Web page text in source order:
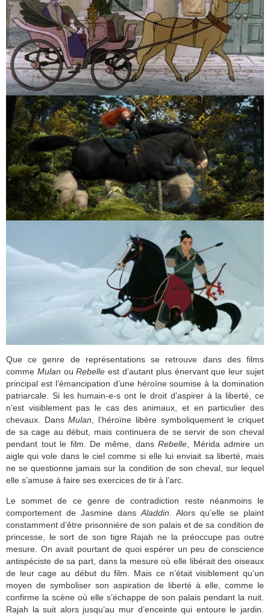
Que ce genre de représentations se retrouve dans des films
comme Mulan ouRebelle est d’autant plus énervant que leur sujet
principal est l’émancipation d’une héroïne soumise à la domination
patriarcale. Si les humain-e-s ont le droit d’aspirer à la liberté, ce
n’est visiblement pas le cas des animaux, et en particulier des
chevaux. DansMulan, l’héroïne libère symboliquement le criquet
de sa cage au début, mais continuera de se servir de son cheval
pendant tout le film. De même, dansRebelle, Mérida admire un
aigle qui vole dans le ciel comme si elle lui enviait sa liberté, mais
ne se questionne jamais sur la condition de son cheval, sur lequel
elle s’amuse à faire ses exercices de tir à l’arc.
Le sommet de ce genre de contradiction reste néanmoins le
comportement de Jasmine dansAladdin. Alors qu’elle se plaint
constamment d’être prisonnière de son palais et de sa condition de
princesse, le sort de son tigre Rajah ne la préoccupe pas outre
mesure. On avait pourtant de quoi espérer un peu de conscience
antispéciste de sa part, dans la mesure où elle libérait des oiseaux
de leur cage au début du film. Mais ce n’était visiblement qu’un
moyen de symboliser son aspiration de liberté à elle, comme le
confirme la scène où elle s’échappe de son palais pendant la nuit.
Rajah la suit alors jusqu’au mur d’enceinte qui entoure le jardin.